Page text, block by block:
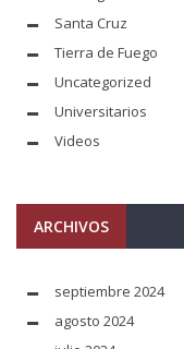
Santa Cruz
Tierra de Fuego
Uncategorized
Universitarios
Videos
ARCHIVOS
septiembre 2024
agosto 2024